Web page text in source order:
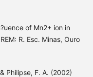
of Mn2+ ion in
R. Esc. Minas, Ouro
Philipse, F. A. (2002)